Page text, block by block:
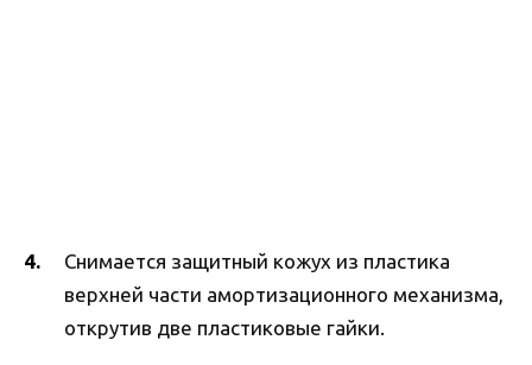
Снимается защитный кожух из пластика
верхней части амортизационного механизма,
открутив две пластиковые гайки.